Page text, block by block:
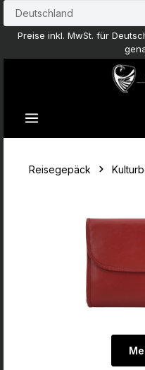
Zum Hauptinhalt springen
Preise inkl. MwSt. für
Reisegepäck